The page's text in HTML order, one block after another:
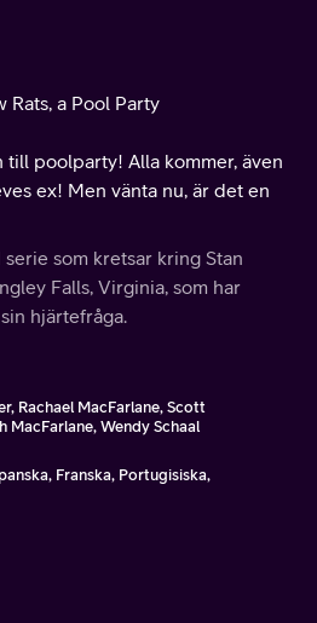
Rats, a Pool Party
poolparty! Alla kommer, även
ex! Men vänta nu, är det en
som kretsar kring Stan
Falls, Virginia, som har
hjärtefråga.
Rachael MacFarlane, Scott
MacFarlane, Wendy Schaal
Franska, Portugisiska,